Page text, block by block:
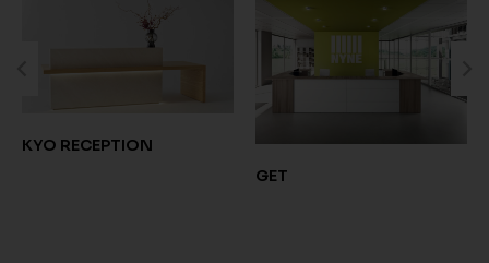
KYO RECEPTION
GET